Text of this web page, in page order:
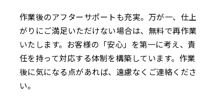
作業後のアフターサポートも充実。万が一、仕上
がりにご満足いただけない場合は、無料で再作業
いたします。お客様の「安心」を第一に考え、責
任を持って対応する体制を構築しています。作業
後に気になる点があれば、遠慮なくご連絡くださ
い。